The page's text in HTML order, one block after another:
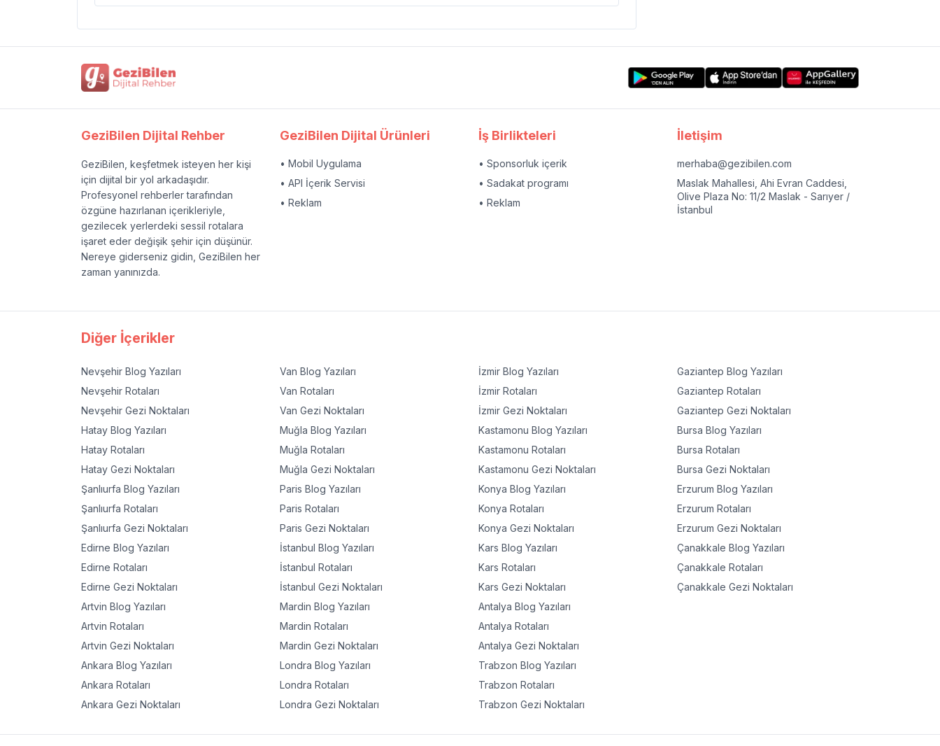
GeziBilen Dijital Rehber
GeziBilen, keşfetmek isteyen her kişi
için dijital bir yol arkadaşıdır.
Profesyonel rehberler tarafından
özgüne hazırlanan içerikleriyle,
gezilecek yerlerdeki sessil rotalara
işaret eder değişik şehir için düşünür.
Nereye giderseniz gidin, GeziBilen her
zaman yanınızda.
GeziBilen Dijital Ürünleri
• Mobil Uygulama
• API İçerik Servisi
• Reklam
İş Birlikteleri
• Sponsorluk içerik
• Sadakat programı
• Reklam
İletişim
merhaba@gezibilen.com
Maslak Mahallesi, Ahi Evran Caddesi,
Olive Plaza No: 11/2 Maslak - Sarıyer /
İstanbul
Diğer İçerikler
Nevşehir Blog Yazıları
Nevşehir Rotaları
Nevşehir Gezi Noktaları
Hatay Blog Yazıları
Hatay Rotaları
Hatay Gezi Noktaları
Şanlıurfa Blog Yazıları
Şanlıurfa Rotaları
Şanlıurfa Gezi Noktaları
Edirne Blog Yazıları
Edirne Rotaları
Edirne Gezi Noktaları
Artvin Blog Yazıları
Artvin Rotaları
Artvin Gezi Noktaları
Ankara Blog Yazıları
Ankara Rotaları
Ankara Gezi Noktaları
Van Blog Yazıları
Van Rotaları
Van Gezi Noktaları
Muğla Blog Yazıları
Muğla Rotaları
Muğla Gezi Noktaları
Paris Blog Yazıları
Paris Rotaları
Paris Gezi Noktaları
İstanbul Blog Yazıları
İstanbul Rotaları
İstanbul Gezi Noktaları
Mardin Blog Yazıları
Mardin Rotaları
Mardin Gezi Noktaları
Londra Blog Yazıları
Londra Rotaları
Londra Gezi Noktaları
İzmir Blog Yazıları
İzmir Rotaları
İzmir Gezi Noktaları
Kastamonu Blog Yazıları
Kastamonu Rotaları
Kastamonu Gezi Noktaları
Konya Blog Yazıları
Konya Rotaları
Konya Gezi Noktaları
Kars Blog Yazıları
Kars Rotaları
Kars Gezi Noktaları
Antalya Blog Yazıları
Antalya Rotaları
Antalya Gezi Noktaları
Trabzon Blog Yazıları
Trabzon Rotaları
Trabzon Gezi Noktaları
Gaziantep Blog Yazıları
Gaziantep Rotaları
Gaziantep Gezi Noktaları
Bursa Blog Yazıları
Bursa Rotaları
Bursa Gezi Noktaları
Erzurum Blog Yazıları
Erzurum Rotaları
Erzurum Gezi Noktaları
Çanakkale Blog Yazıları
Çanakkale Rotaları
Çanakkale Gezi Noktaları